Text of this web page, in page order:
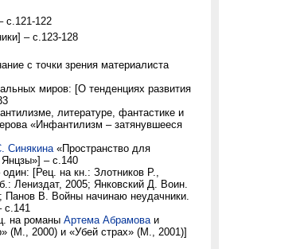
с.121-122
– с.123-128
с точки зрения материалиста
миров: [О тенденциях развития
литературе, фантастике и
«Инфантилизм – затянувшееся
Синякина«Пространство для
– с.140
[Рец. на кн.: Злотников Р.,
Лениздат, 2005; Янковский Д. Воин.
Панов В. Войны начинаю неудачники.
с.141
на романы Артема Абрамоваи
(М., 2000) и «Убей страх» (М., 2001)]